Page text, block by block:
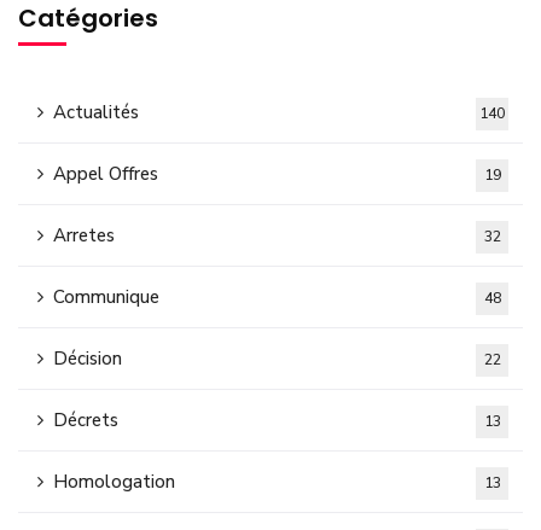
Catégories
Actualités 140
Appel Offres 19
Arretes 32
Communique 48
Décision 22
Décrets 13
Homologation 13